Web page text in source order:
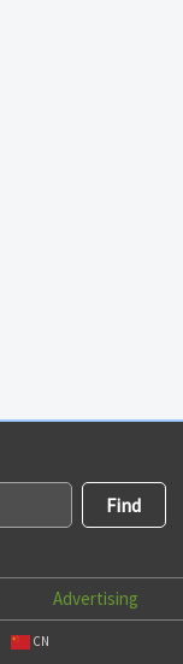
Advertising
CN